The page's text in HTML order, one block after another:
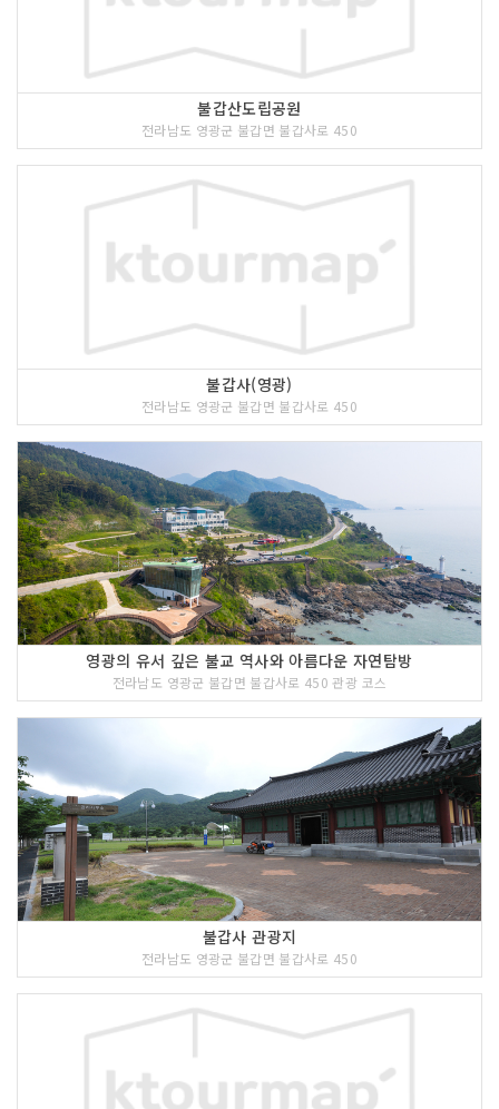
불갑산도립공원
전라남도 영광군 불갑면 불갑사로 450
불갑사(영광)
전라남도 영광군 불갑면 불갑사로 450
영광의 유서 깊은 불교 역사와 아름다운 자연탐방
전라남도 영광군 불갑면 불갑사로 450 관광 코스
불갑사 관광지
전라남도 영광군 불갑면 불갑사로 450